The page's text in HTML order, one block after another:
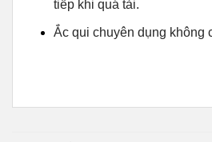
tiếp khi quá tải.
Ắc qui chuyên dụng không